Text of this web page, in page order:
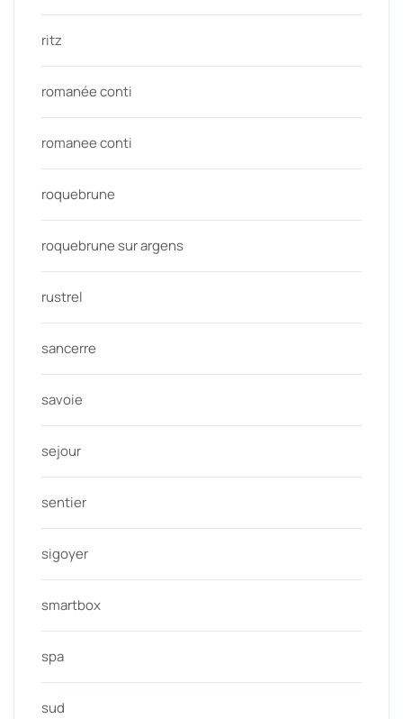
ritz
romanée conti
romanee conti
roquebrune
roquebrune sur argens
rustrel
sancerre
savoie
sejour
sentier
sigoyer
smartbox
spa
sud